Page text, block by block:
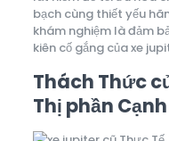
bạch cùng thiết yếu
khám nghiệm là đảm
kiên cố gắng của xe
Thách Thức
Thị phần